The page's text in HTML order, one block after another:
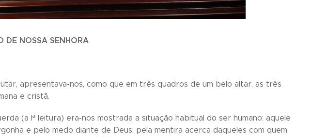
DE NOSSA SENHORA
apresentava-nos, como que em três quadros de um belo altar, as três
e cristã.
(a Iª leitura) era-nos mostrada a situação habitual do ser humano: aquele
e pelo medo diante de Deus; pela mentira acerca daqueles com quem